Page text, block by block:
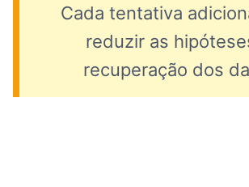
Cada tentativa
reduzir as
recuperação dos